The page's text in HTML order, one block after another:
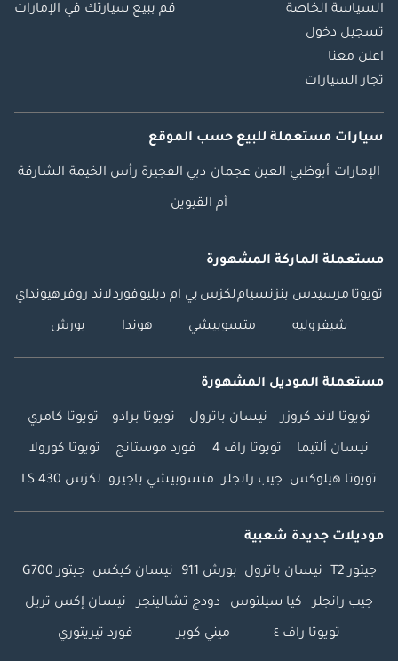
السياسة الخاصة
تسجيل دخول
اعلن معنا
تجار السيارات
قم ببيع سيارتك في الإمارات
سيارات مستعملة للبيع حسب الموقع
الإمارات أبوظبي العين عجمان دبي الفجيرة رأس الخيمة الشارقة
أم القيوين
مستعملة الماركة المشهورة
تويوتا مرسيدس بنزنسياملكزس بي ام دبليوفوردلاند روفرهيونداي
شيفروليه متسوبيشي هوندا بورش
مستعملة الموديل المشهورة
تويوتا لاند كروزر نيسان باترول تويوتا برادو تويوتا كامري
نيسان ألتيما تويوتا راف 4 فورد موستانج تويوتا كورولا
تويوتا هيلوكس جيب رانجلر متسوبيشي باجيرو لكزس LS 430
موديلات جديدة شعبية
جيتور T2 نيسان باترول بورش 911 نيسان كيكس جيتور G700
جيب رانجلر كيا سيلتوس دودج تشالينجر نيسان إكس تريل
تويوتا راف ٤ ميني كوبر فورد تيريتوري